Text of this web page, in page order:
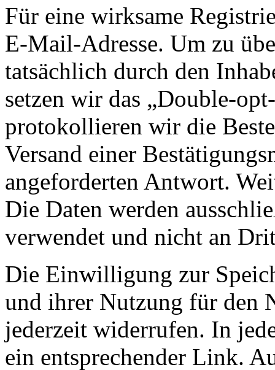
Für eine wirksame
E-Mail-Adresse. Um zu
tatsächlich durch den
setzen wir das „Double-
protokollieren wir die
Versand einer
angeforderten Antwort.
Die Daten werden
verwendet und nicht an
Die Einwilligung zur
und ihrer Nutzung für den
jederzeit widerrufen. In
ein entsprechender Link.